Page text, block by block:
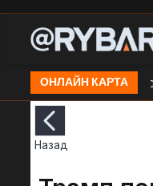
ОНЛАЙН КАРТА
Удар БЛА по
Назад